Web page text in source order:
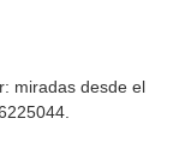
miradas desde el